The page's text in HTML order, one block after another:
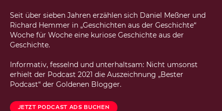
Seit über sieben Jahren erzählen sich Daniel Meßner und
Richard Hemmer in „Geschichten aus der Geschichte“
Woche für Woche eine kuriose Geschichte aus der
Geschichte.
Informativ, fesselnd und unterhaltsam: Nicht umsonst
erhielt der Podcast 2021 die Auszeichnung „Bester
Podcast“ der Goldenen Blogger.
Jetzt Podcast Ads Buchen